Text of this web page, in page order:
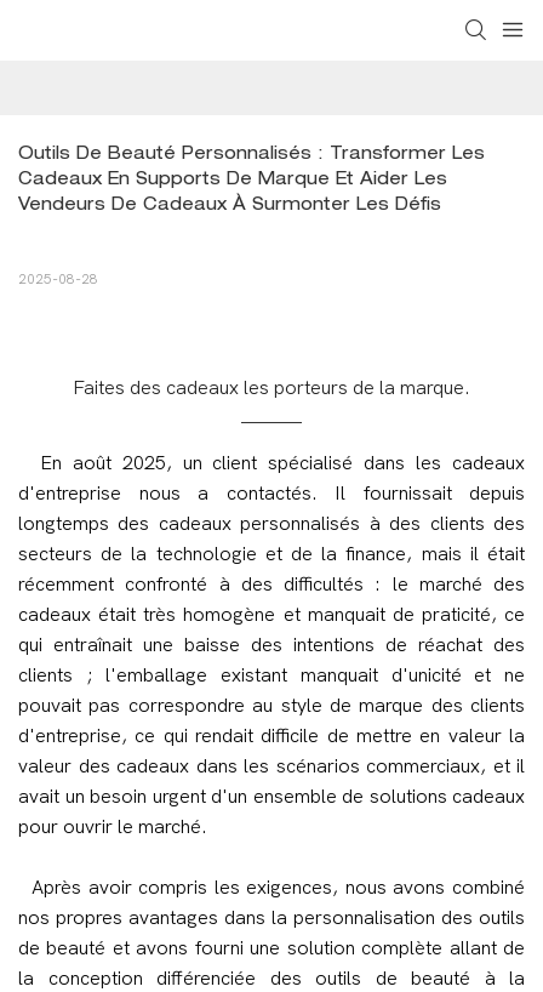
Outils De Beauté Personnalisés : Transformer Les
Cadeaux En Supports De Marque Et Aider Les
Vendeurs De Cadeaux À Surmonter Les Défis
2025-08-28
Faites des cadeaux les porteurs de la marque.
En août 2025, un client spécialisé dans les cadeaux
d'entreprise nous a contactés. Il fournissait depuis
longtemps des cadeaux personnalisés à des clients des
secteurs de la technologie et de la finance, mais il était
récemment confronté à des difficultés : le marché des
cadeaux était très homogène et manquait de praticité, ce
qui entraînait une baisse des intentions de réachat des
clients ; l'emballage existant manquait d'unicité et ne
pouvait pas correspondre au style de marque des clients
d'entreprise, ce qui rendait difficile de mettre en valeur la
valeur des cadeaux dans les scénarios commerciaux, et il
avait un besoin urgent d'un ensemble de solutions cadeaux
pour ouvrir le marché.
Après avoir compris les exigences, nous avons combiné
nos propres avantages dans la personnalisation des outils
de beauté et avons fourni une solution complète allant de
la conception différenciée des outils de beauté à la